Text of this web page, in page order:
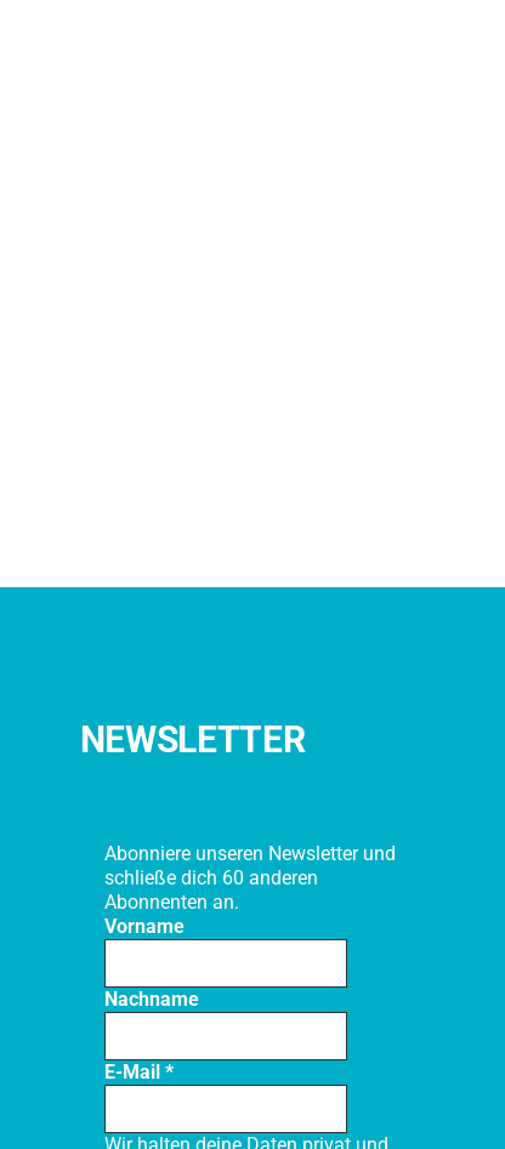
NEWSLETTER
Abonniere unseren Newsletter und
schließe dich 60 anderen
Abonnenten an.
Vorname
Nachname
E-Mail *
Wir halten deine Daten privat und